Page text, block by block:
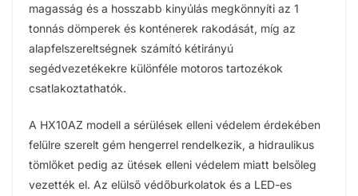
magasság és a hosszabb kinyúlás megkönnyíti az 1
tonnás dömperek és konténerek rakodását, míg az
alapfelszereltségnek számító kétirányú
segédvezetékekre különféle motoros tartozékok
csatlakoztathatók.
A HX10AZ modell a sérülések elleni védelem érdekében
felülre szerelt gém hengerrel rendelkezik, a hidraulikus
tömlőket pedig az ütések elleni védelem miatt belsőleg
vezették el. Az elülső védőburkolatok és a LED-es